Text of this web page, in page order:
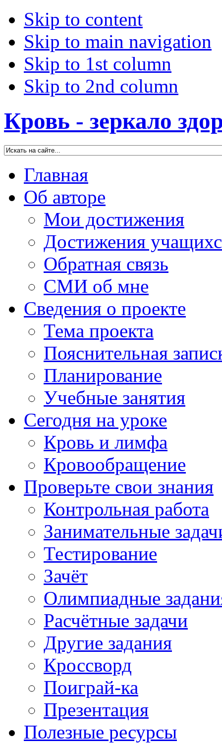
Skip to content
Skip to main navigation
Skip to 1st column
Skip to 2nd column
Кровь - зеркало
Главная
Об авторе
Мои достижения
Достижения
Обратная связь
СМИ об мне
Сведения о проекте
Тема проекта
Пояснительная
Планирование
Учебные занятия
Сегодня на уроке
Кровь и лимфа
Кровообращение
Проверьте свои знания
Контрольная работа
Занимательные
Тестирование
Зачёт
Олимпиадные
Расчётные задачи
Другие задания
Кроссворд
Поиграй-ка
Презентация
Полезные ресурсы